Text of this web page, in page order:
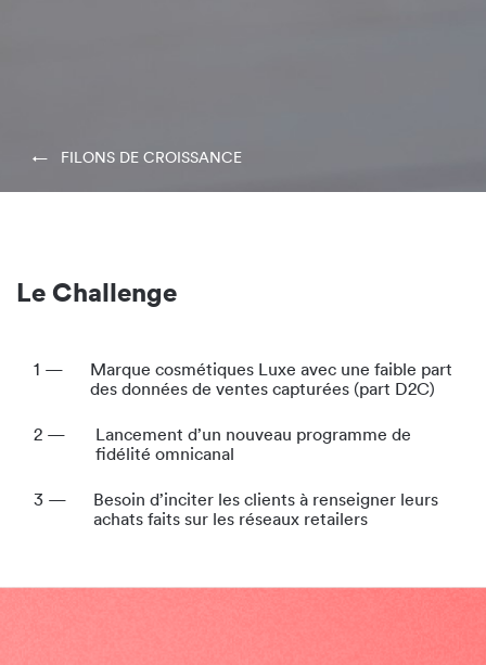
← FILONS DE CROISSANCE
Le Challenge
1 —
Marque cosmétiques Luxe avec une faible part
des données de ventes capturées (part D2C)
2 —
Lancement d’un nouveau programme de
fidélité omnicanal
3 —
Besoin d’inciter les clients à renseigner leurs
achats faits sur les réseaux retailers